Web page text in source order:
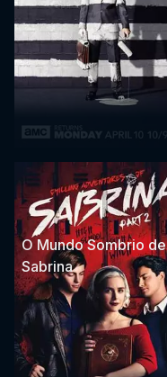
O Mundo Sombrio de
Sabrina